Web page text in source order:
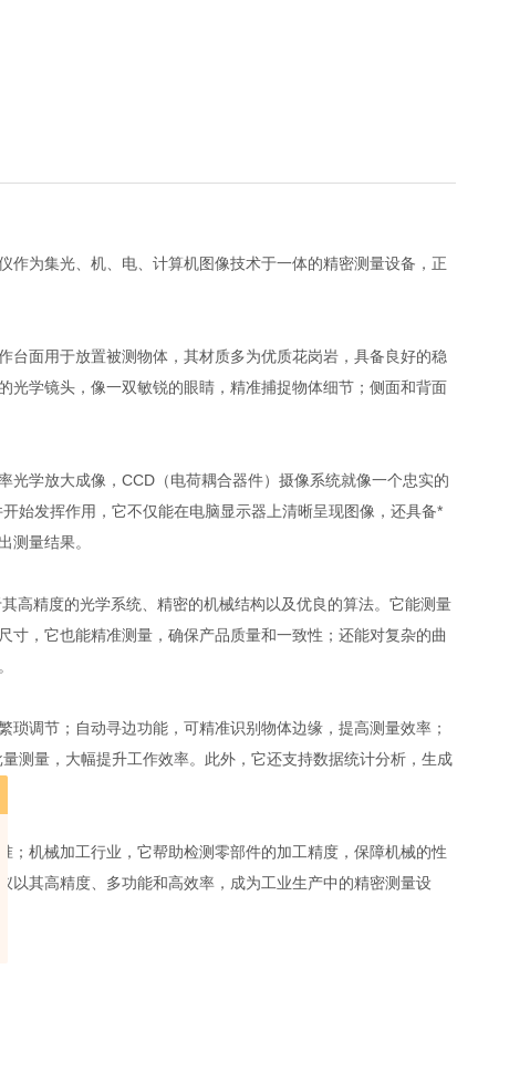
为集光、机、电、计算机图像技术于一体的精密测量设备，正
面用于放置被测物体，其材质多为优质花岗岩，具备良好的稳
光学镜头，像一双敏锐的眼睛，精准捕捉物体细节；侧面和背面
学放大成像，CCD（电荷耦合器件）摄像系统就像一个忠实的
始发挥作用，它不仅能在电脑显示器上清晰呈现图像，还具备*
测量结果。
高精度的光学系统、精密的机械结构以及优良的算法。它能测量
，它也能精准测量，确保产品质量和一致性；还能对复杂的曲
调节；自动寻边功能，可精准识别物体边缘，提高测量效率；
测量，大幅提升工作效率。此外，它还支持数据统计分析，生成
机械加工行业，它帮助检测零部件的加工精度，保障机械的性
以其高精度、多功能和高效率，成为工业生产中的精密测量设